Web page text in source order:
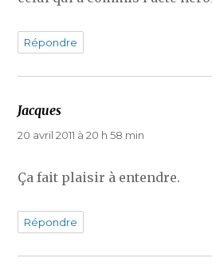
Répondre
Jacques
20 avril 2011 à 20 h 58 min
Ça fait plaisir à entendre.
Répondre